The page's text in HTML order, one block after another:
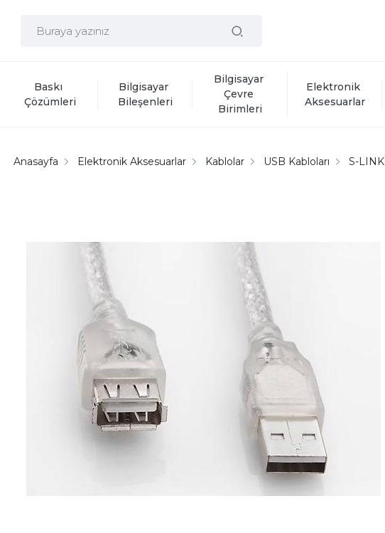
Baskı
Çözümleri
Bilgisayar
Bileşenleri
Bilgisayar
Çevre
Birimleri
Elektronik
Aksesuarlar
Anasayfa Elektronik Aksesuarlar Kablolar USB Kabloları S-LINK